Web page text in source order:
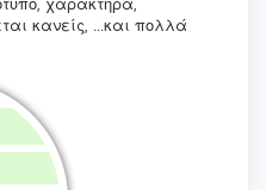
χαρακτήρα,
κανείς, ...και πολλά